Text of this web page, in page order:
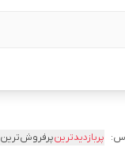
پربازدیدترینپرفروش‌ترین